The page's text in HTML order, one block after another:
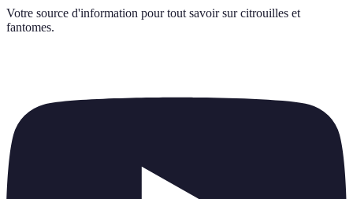
Votre source d'information pour tout savoir sur citrouilles et
fantomes.